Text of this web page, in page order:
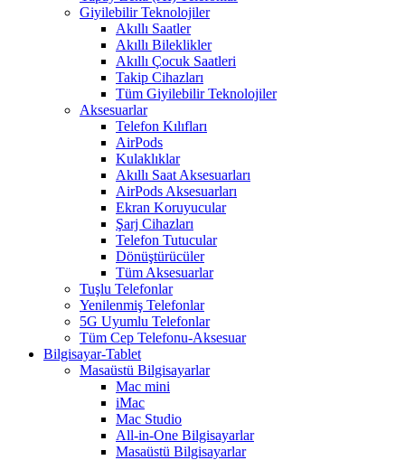
Giyilebilir Teknolojiler
Akıllı Saatler
Akıllı Bileklikler
Akıllı Çocuk Saatleri
Takip Cihazları
Tüm Giyilebilir Teknolojiler
Aksesuarlar
Telefon Kılıfları
AirPods
Kulaklıklar
Akıllı Saat Aksesuarları
AirPods Aksesuarları
Ekran Koruyucular
Şarj Cihazları
Telefon Tutucular
Dönüştürücüler
Tüm Aksesuarlar
Tuşlu Telefonlar
Yenilenmiş Telefonlar
5G Uyumlu Telefonlar
Tüm Cep Telefonu-Aksesuar
Bilgisayar-Tablet
Masaüstü Bilgisayarlar
Mac mini
iMac
Mac Studio
All-in-One Bilgisayarlar
Masaüstü Bilgisayarlar